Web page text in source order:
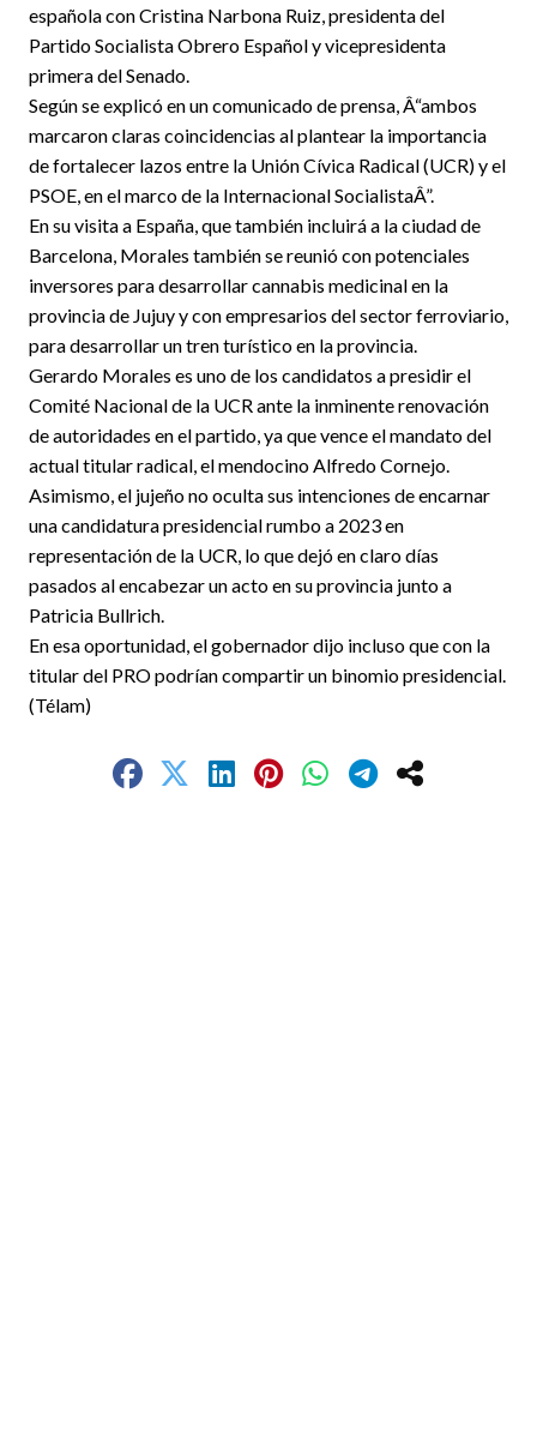
española con Cristina Narbona Ruiz, presidenta del
Partido Socialista Obrero Español y vicepresidenta
primera del Senado.
Según se explicó en un comunicado de prensa, Â“ambos
marcaron claras coincidencias al plantear la importancia
de fortalecer lazos entre la Unión Cívica Radical (UCR) y el
PSOE, en el marco de la Internacional SocialistaÂ”.
En su visita a España, que también incluirá a la ciudad de
Barcelona, Morales también se reunió con potenciales
inversores para desarrollar cannabis medicinal en la
provincia de Jujuy y con empresarios del sector ferroviario,
para desarrollar un tren turístico en la provincia.
Gerardo Morales es uno de los candidatos a presidir el
Comité Nacional de la UCR ante la inminente renovación
de autoridades en el partido, ya que vence el mandato del
actual titular radical, el mendocino Alfredo Cornejo.
Asimismo, el jujeño no oculta sus intenciones de encarnar
una candidatura presidencial rumbo a 2023 en
representación de la UCR, lo que dejó en claro días
pasados al encabezar un acto en su provincia junto a
Patricia Bullrich.
En esa oportunidad, el gobernador dijo incluso que con la
titular del PRO podrían compartir un binomio presidencial.
(Télam)